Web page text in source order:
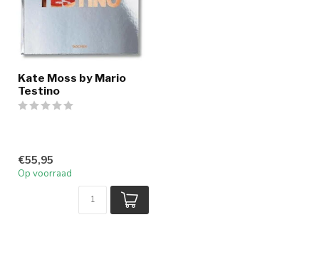
Kate Moss by Mario
Testino
€55,95
Op voorraad